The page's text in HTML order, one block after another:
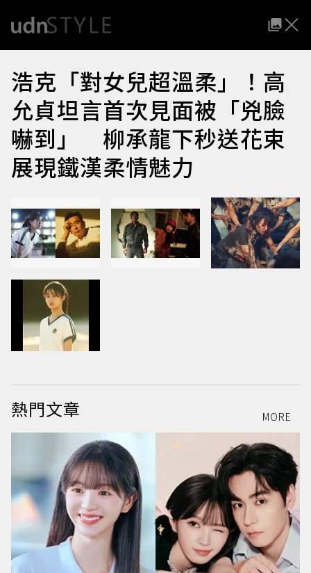
浩克「對女兒超溫柔」！高
允貞坦言首次見面被「兇臉
嚇到」 柳承龍下秒送花束
展現鐵漢柔情魅力
熱門文章 MORE